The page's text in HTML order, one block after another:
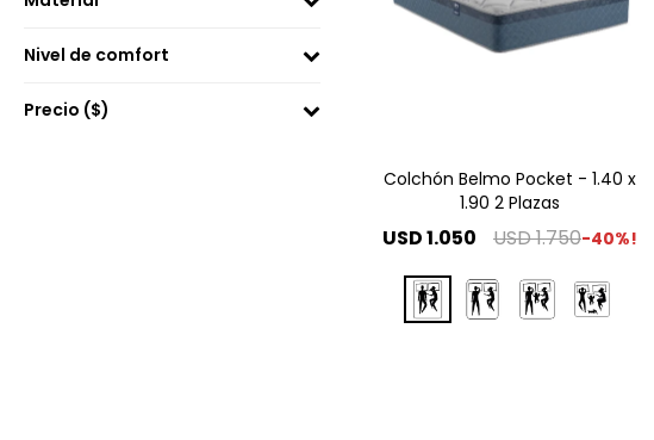
Colchón Belmo Pocket - 1.40 x
1.90 2 Plazas
USD1.050 USD1.750 40
Precio ($)
Nivel de comfort